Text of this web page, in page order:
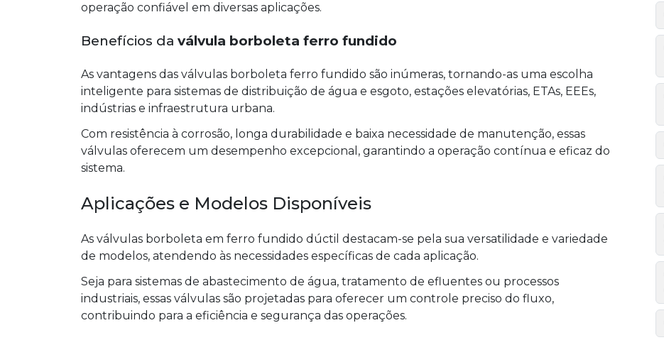
operação confiável em diversas aplicações.
Benefícios da válvula borboleta ferro fundido
As vantagens das válvulas borboleta ferro fundido são inúmeras, tornando-as uma escolha
inteligente para sistemas de distribuição de água e esgoto, estações elevatórias, ETAs, EEEs,
indústrias e infraestrutura urbana.
Com resistência à corrosão, longa durabilidade e baixa necessidade de manutenção, essas
válvulas oferecem um desempenho excepcional, garantindo a operação contínua e eficaz do
sistema.
Aplicações e Modelos Disponíveis
As válvulas borboleta em ferro fundido dúctil destacam-se pela sua versatilidade e variedade
de modelos, atendendo às necessidades específicas de cada aplicação.
Seja para sistemas de abastecimento de água, tratamento de efluentes ou processos
industriais, essas válvulas são projetadas para oferecer um controle preciso do fluxo,
contribuindo para a eficiência e segurança das operações.